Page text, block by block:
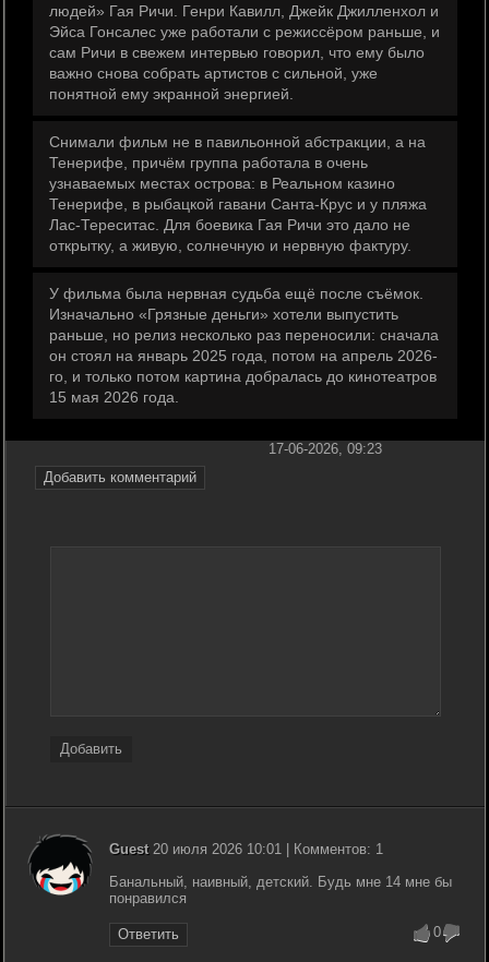
людей» Гая Ричи. Генри Кавилл, Джейк Джилленхол и
Эйса Гонсалес уже работали с режиссёром раньше, и
сам Ричи в свежем интервью говорил, что ему было
важно снова собрать артистов с сильной, уже
понятной ему экранной энергией.
Снимали фильм не в павильонной абстракции, а на
Тенерифе, причём группа работала в очень
узнаваемых местах острова: в Реальном казино
Тенерифе, в рыбацкой гавани Санта-Крус и у пляжа
Лас-Тереситас. Для боевика Гая Ричи это дало не
открытку, а живую, солнечную и нервную фактуру.
У фильма была нервная судьба ещё после съёмок.
Изначально «Грязные деньги» хотели выпустить
раньше, но релиз несколько раз переносили: сначала
он стоял на январь 2025 года, потом на апрель 2026-
го, и только потом картина добралась до кинотеатров
15 мая 2026 года.
Добавить комментарий
17-06-2026, 09:23
Добавить
Guest20 июля 2026 10:01 | Комментов: 1
Банальный, наивный, детский. Будь мне 14 мне бы
понравился
Ответить 0